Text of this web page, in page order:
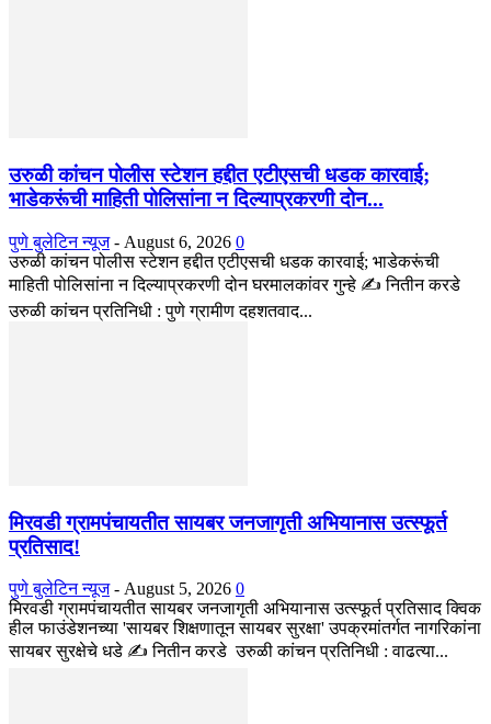
उरुळी कांचन पोलीस स्टेशन हद्दीत एटीएसची धडक कारवाई;
भाडेकरूंची माहिती पोलिसांना न दिल्याप्रकरणी दोन...
पुणे बुलेटिन न्यूज - August 6, 2026 0
उरुळी कांचन पोलीस स्टेशन हद्दीत एटीएसची धडक कारवाई; भाडेकरूंची
माहिती पोलिसांना न दिल्याप्रकरणी दोन घरमालकांवर गुन्हे ✍️ नितीन करडे
उरुळी कांचन प्रतिनिधी : पुणे ग्रामीण दहशतवाद...
मिरवडी ग्रामपंचायतीत सायबर जनजागृती अभियानास उत्स्फूर्त
प्रतिसाद!
पुणे बुलेटिन न्यूज - August 5, 2026 0
मिरवडी ग्रामपंचायतीत सायबर जनजागृती अभियानास उत्स्फूर्त प्रतिसाद क्विक
हील फाउंडेशनच्या 'सायबर शिक्षणातून सायबर सुरक्षा' उपक्रमांतर्गत नागरिकांना
सायबर सुरक्षेचे धडे ✍️ नितीन करडे उरुळी कांचन प्रतिनिधी : वाढत्या...